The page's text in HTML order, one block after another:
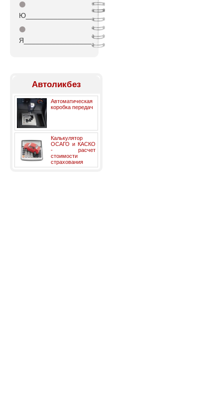
⚫
Ю_________________
⚫
Я_________________
Автоликбез
Автоматическая
коробка передач
Калькулятор
ОСАГО и КАСКО
- расчет
стоимости
страхования